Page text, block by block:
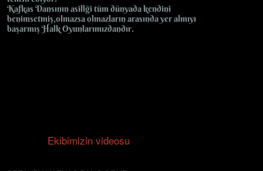
Kafkas Dansının asillği tüm dünyada kendini
benimsetmiş,olmazsa olmazların arasında yer almıyı
başarmış Halk Oyunlarımızdandır.
Ekibimizin videosu